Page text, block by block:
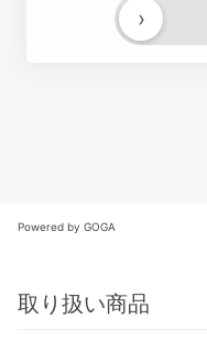
›
Powered by GOGA
取り扱い商品